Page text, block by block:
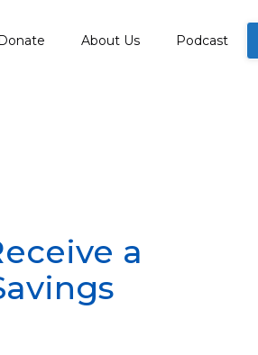
About Us Podcast
a